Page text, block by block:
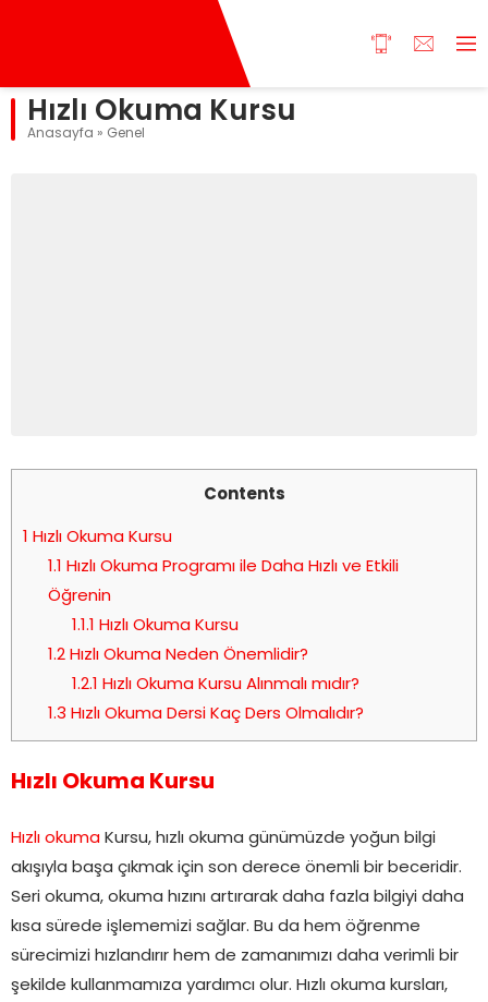
Hızlı Okuma Kursu
Anasayfa » Genel
Contents
1 Hızlı Okuma Kursu
1.1 Hızlı Okuma Programı ile Daha Hızlı ve Etkili
Öğrenin
1.1.1 Hızlı Okuma Kursu
1.2Hızlı Okuma Neden Önemlidir?
1.2.1 Hızlı Okuma Kursu Alınmalı mıdır?
1.3 Hızlı Okuma Dersi Kaç Ders Olmalıdır?
Hızlı Okuma Kursu
Hızlı okuma Kursu, hızlı okuma günümüzde yoğun bilgi
akışıyla başa çıkmak için son derece önemli bir beceridir.
Seri okuma, okuma hızını artırarak daha fazla bilgiyi daha
kısa sürede işlememizi sağlar. Bu da hem öğrenme
sürecimizi hızlandırır hem de zamanımızı daha verimli bir
şekilde kullanmamıza yardımcı olur. Hızlı okuma kursları,